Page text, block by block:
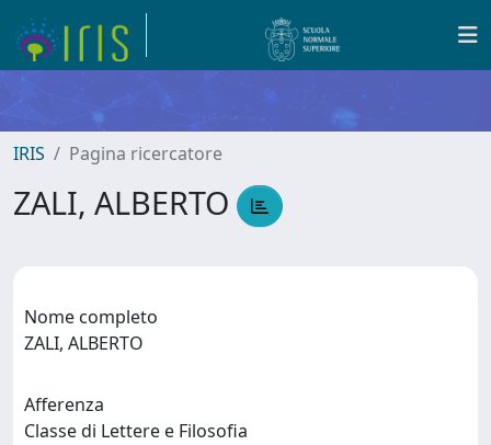
IRIS Pagina ricercatore
ZALI, ALBERTO
Nome completo
ZALI, ALBERTO
Afferenza
Classe di Lettere e Filosofia